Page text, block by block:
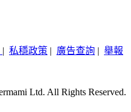
| 私穩政策 | 廣告查詢 | 舉報
Ltd. All Rights Reserved.